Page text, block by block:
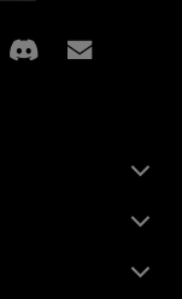
Facebook